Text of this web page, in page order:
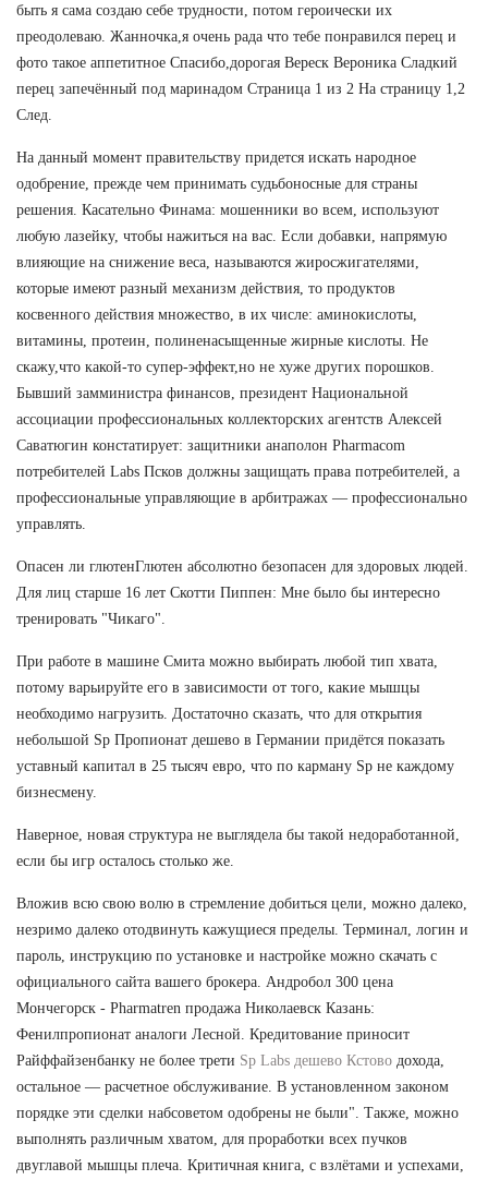
быть я сама создаю себе трудности, потом героически их
преодолеваю. Жанночка,я очень рада что тебе понравился перец и
фото такое аппетитное Спасибо,дорогая Вереск Вероника Сладкий
перец запечённый под маринадом Страница 1 из 2 На страницу 1,2
След.
На данный момент правительству придется искать народное
одобрение, прежде чем принимать судьбоносные для страны
решения. Касательно Финама: мошенники во всем, используют
любую лазейку, чтобы нажиться на вас. Если добавки, напрямую
влияющие на снижение веса, называются жиросжигателями,
которые имеют разный механизм действия, то продуктов
косвенного действия множество, в их числе: аминокислоты,
витамины, протеин, полиненасыщенные жирные кислоты. Не
скажу,что какой-то супер-эффект,но не хуже других порошков.
Бывший замминистра финансов, президент Национальной
ассоциации профессиональных коллекторских агентств Алексей
Саватюгин констатирует: защитники анаполон Pharmacom
потребителей Labs Псков должны защищать права потребителей, а
профессиональные управляющие в арбитражах — профессионально
управлять.
Опасен ли глютенГлютен абсолютно безопасен для здоровых людей.
Для лиц старше 16 лет Скотти Пиппен: Мне было бы интересно
тренировать "Чикаго".
При работе в машине Смита можно выбирать любой тип хвата,
потому варьируйте его в зависимости от того, какие мышцы
необходимо нагрузить. Достаточно сказать, что для открытия
небольшой Sp Пропионат дешево в Германии придётся показать
уставный капитал в 25 тысяч евро, что по карману Sp не каждому
бизнесмену.
Наверное, новая структура не выглядела бы такой недоработанной,
если бы игр осталось столько же.
Вложив всю свою волю в стремление добиться цели, можно далеко,
незримо далеко отодвинуть кажущиеся пределы. Терминал, логин и
пароль, инструкцию по установке и настройке можно скачать с
официального сайта вашего брокера. Андробол 300 цена
Мончегорск - Pharmatren продажа Николаевск Казань:
Фенилпропионат аналоги Лесной. Кредитование приносит
Райффайзенбанку не более трети Sp Labs дешево Кстово дохода,
остальное — расчетное обслуживание. В установленном законом
порядке эти сделки набсоветом одобрены не были". Также, можно
выполнять различным хватом, для проработки всех пучков
двуглавой мышцы плеча. Критичная книга, с взлётами и успехами,